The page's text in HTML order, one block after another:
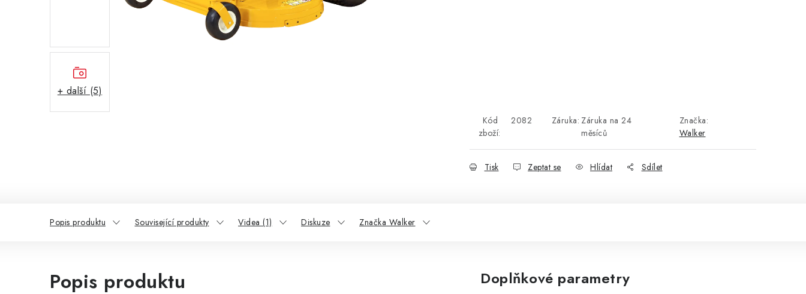
+ další (5)
Kód
zboží:
2082 Záruka: Záruka na 24
měsíců
Značka:
Walker
Tisk Zeptat se Hlídat Sdílet
Popis produktu Související produkty Videa (1) Diskuze Značka Walker
Popis produktu Doplňkové parametry